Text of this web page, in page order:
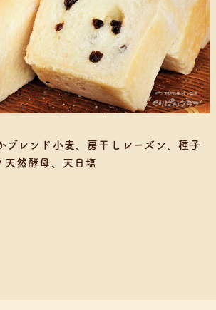
ブレンド小麦、房干しレーズン、種子
天然酵母、天日塩